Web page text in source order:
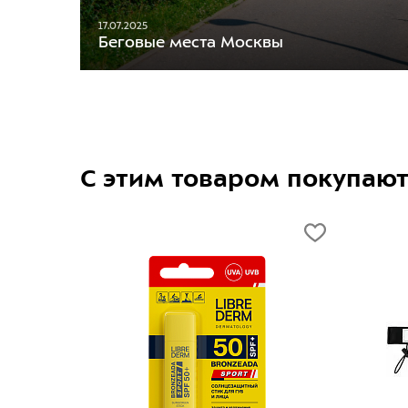
17.07.2025
Беговые места Москвы
С этим товаром покупают